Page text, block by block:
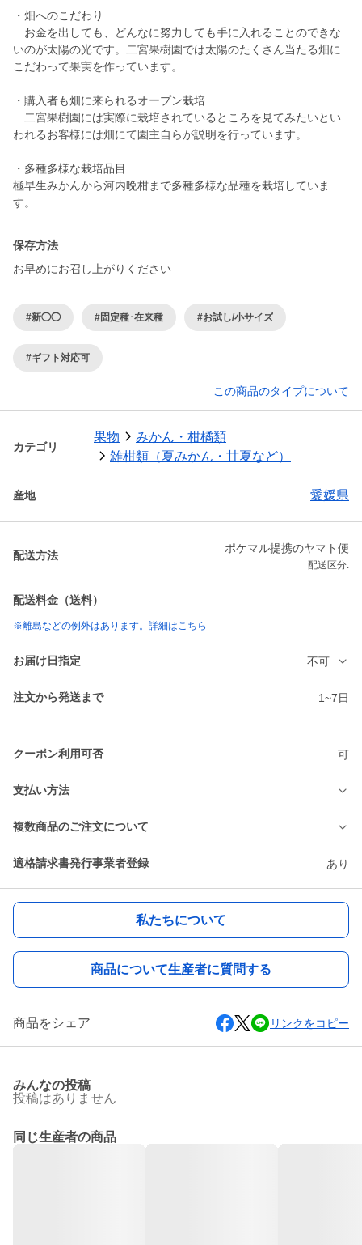
・畑へのこだわり
お金を出しても、どんなに努力しても手に入れることのできな
いのが太陽の光です。二宮果樹園では太陽のたくさん当たる畑に
こだわって果実を作っています。
・購入者も畑に来られるオープン栽培
二宮果樹園には実際に栽培されているところを見てみたいとい
われるお客様には畑にて園主自らが説明を行っています。
・多種多様な栽培品目
極早生みかんから河内晩柑まで多種多様な品種を栽培していま
保存方法
お早めにお召し上がりください
#新◯◯ #固定種･在来種 #お試し/小サイズ
#ギフト対応可
この商品のタイプについて
カテゴリ
果物
みかん・柑橘類
雑柑類（夏みかん・甘夏など）
産地 愛媛県
配送方法
ポケマル提携のヤマト便
配送区分:
配送料金（送料）
※離島などの例外はあります。詳細はこちら
お届け日指定 不可
注文から発送まで 1~7日
クーポン利用可否 可
支払い方法
複数商品のご注文について
適格請求書発行事業者登録 あり
私たちについて
商品について生産者に質問する
商品をシェア リンクをコピー
みんなの投稿
投稿はありません
同じ生産者の商品